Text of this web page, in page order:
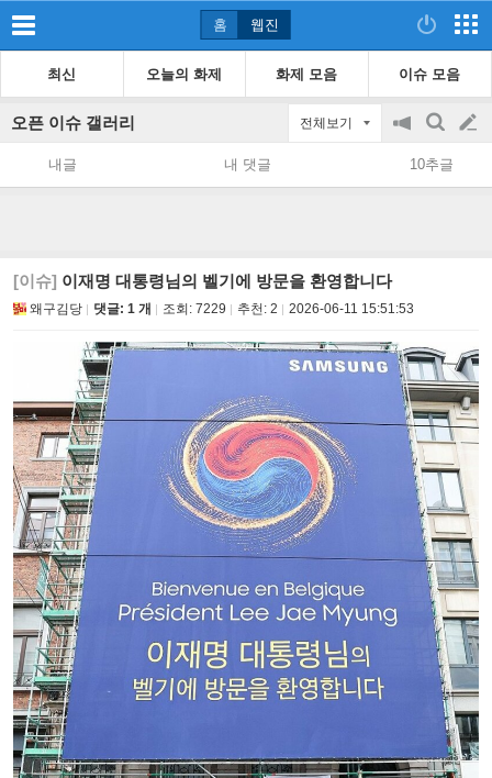
홈 웹진
최신 오늘의 화제 화제 모음 이슈 모음
오픈 이슈 갤러리 전체보기
공
지
on/off
검
색
글
쓰
내글 내 댓글 10추글
[이슈] 이재명 대통령님의 벨기에 방문을 환영합니다
왜구김당 댓글: 1 개 조회: 7229 추천: 2 2026-06-11 15:51:53